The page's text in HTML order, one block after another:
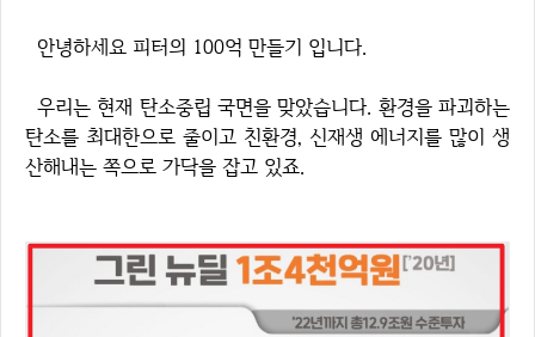
안녕하세요 피터의 100억 만들기 입니다.
우리는 현재 탄소중립 국면을 맞았습니다. 환경을 파괴하는
탄소를 최대한으로 줄이고 친환경, 신재생 에너지를 많이 생
산해내는 쪽으로 가닥을 잡고 있죠.